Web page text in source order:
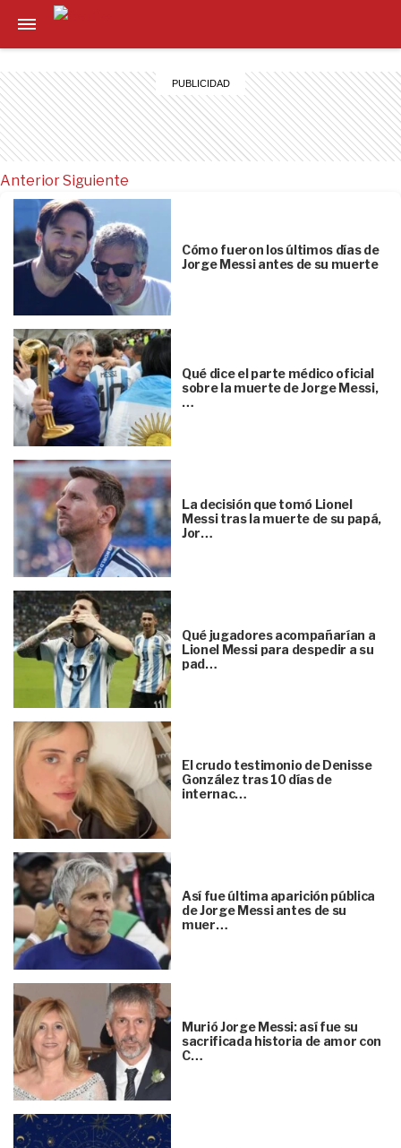
Anterior
Cómo fueron los últimos días de
Jorge Messi antes de su muerte
Qué dice el parte médico oficial
sobre la muerte de Jorge Messi,
…
La decisión que tomó Lionel
Messi tras la muerte de su papá,
Jor…
Qué jugadores acompañarían a
Lionel Messi para despedir a su
pad…
El crudo testimonio de Denisse
González tras 10 días de
internac…
Así fue última aparición pública
de Jorge Messi antes de su
muer…
Murió Jorge Messi: así fue su
sacrificada historia de amor con
C…
Siguiente